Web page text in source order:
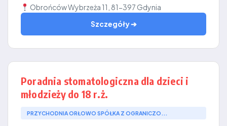
Obrońców Wybrzeża 11, 81-397 Gdynia
Szczegóły ➔
Poradnia stomatologiczna dla dzieci i
młodzieży do 18 r.ż.
PRZYCHODNIA ORŁOWO SPÓŁKA Z OGRANICZO...